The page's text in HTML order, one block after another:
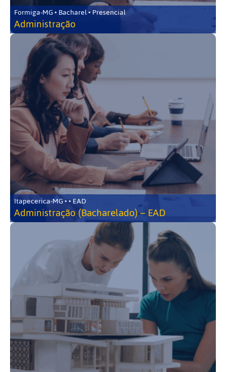
Formiga-MG • Bacharel • Presencial
Administração
Itapecerica-MG • • EAD
Administração (Bacharelado) – EAD